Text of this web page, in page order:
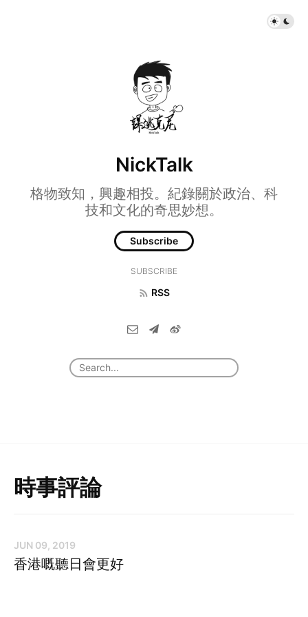
NickTalk
格物致知，興趣相投。紀錄關於政治、科
技和文化的奇思妙想。
Subscribe
SUBSCRIBE
RSS
時事評論
JUN 09, 2019
香港嘅聽日會更好